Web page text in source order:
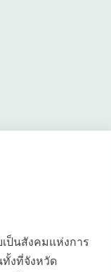
ป็นสังคมแห่งการ
งที่จังหวัด